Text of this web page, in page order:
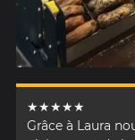
★★★★★
Grâce à Laura